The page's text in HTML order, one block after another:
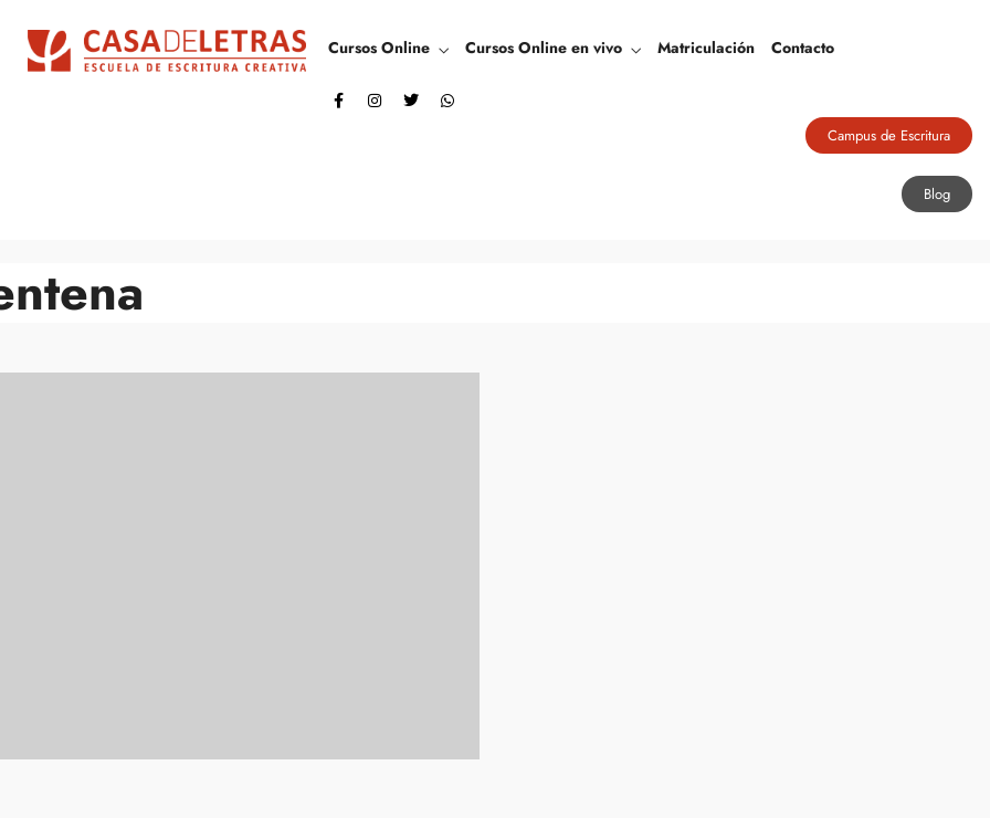
Cursos Online Cursos Online en vivo Matriculación Contacto
Campus de Escritura
Blog